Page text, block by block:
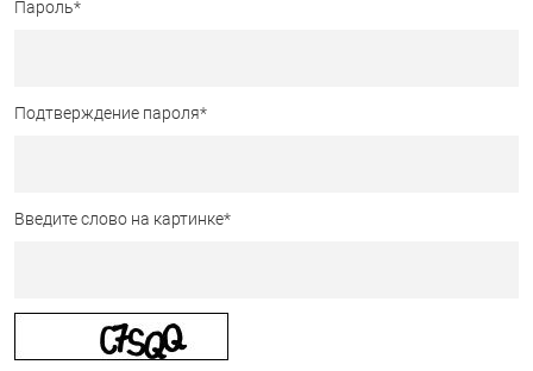
Пароль*
Подтверждение пароля*
Введите слово на картинке*